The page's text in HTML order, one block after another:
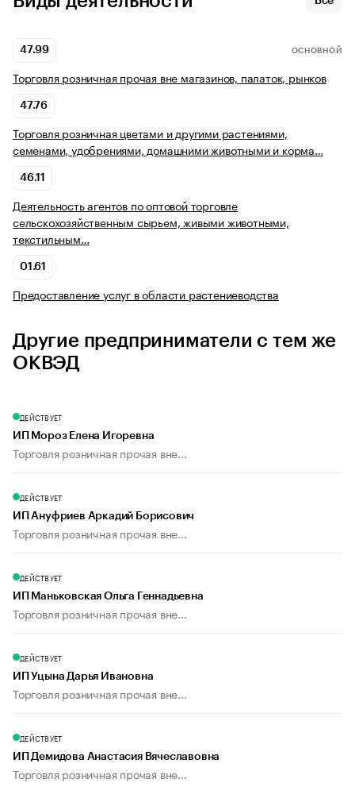
47.99 ОСНОВНОЙ
Торговля розничная прочая вне магазинов, палаток, рынков
47.76
Торговля розничная цветами и другими растениями,
семенами, удобрениями, домашними животными и корма…
46.11
Деятельность агентов по оптовой торговле
сельскохозяйственным сырьем, живыми животными,
текстильным…
01.61
Предоставление услуг в области растениеводства
Другие предприниматели с тем же
ОКВЭД
ДЕЙСТВУЕТ
ИП Мороз Елена Игоревна
Торговля розничная прочая вне...
ДЕЙСТВУЕТ
ИП Ануфриев Аркадий Борисович
Торговля розничная прочая вне...
ДЕЙСТВУЕТ
ИП Маньковская Ольга Геннадьевна
Торговля розничная прочая вне...
ДЕЙСТВУЕТ
ИП Уцына Дарья Ивановна
Торговля розничная прочая вне...
ДЕЙСТВУЕТ
ИП Демидова Анастасия Вячеславовна
Торговля розничная прочая вне...